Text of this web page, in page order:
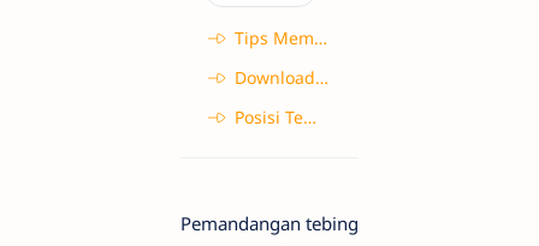
Tips Memilih Biro Wisata yang Tepat
Download Denah Kursi Bus Seat 2-2 45 dan 49 Kursi File Excel, Word, JPG, dan PNG
Posisi Tempat Duduk Bus yang Aman dan Nyaman
Pemandangan tebing